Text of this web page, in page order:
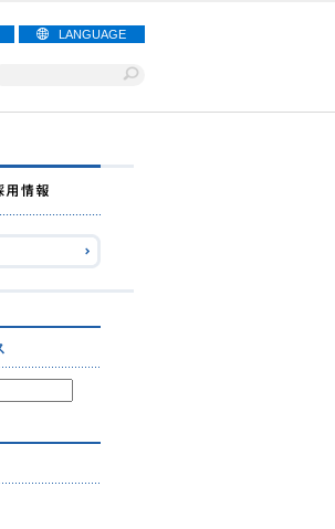
LANGUAGE